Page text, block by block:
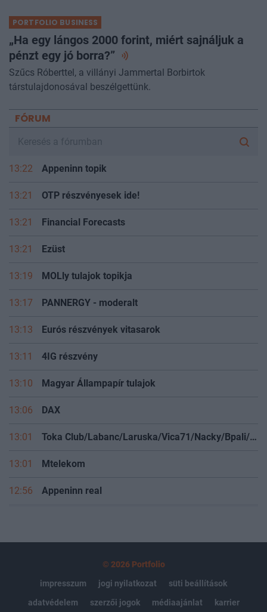
PORTFOLIO BUSINESS
„Ha egy lángos 2000 forint, miért sajnáljuk a
pénzt egy jó borra?”
Szűcs Róberttel, a villányi Jammertal Borbirtok
társtulajdonosával beszélgettünk.
FÓRUM
13:22 Appeninn topik
13:21 OTP részvényesek ide!
13:21 Financial Forecasts
13:21 Ezüst
13:19 MOLly tulajok topikja
13:17 PANNERGY - moderalt
13:13 Eurós részvények vitasarok
13:11 4IG részvény
13:10 Magyar Állampapír tulajok
13:06 DAX
13:01 Toka Club/Labanc/Laruska/Vica71/Nacky/Bpali/Oldrider/Josefernando/Mcbull/Kawaszabi
13:01 Mtelekom
12:56 Appeninn real
© 2026 Portfolio
impresszum
jogi nyilatkozat
süti beállítások
adatvédelem
szerzői jogok médiaajánlat karrier